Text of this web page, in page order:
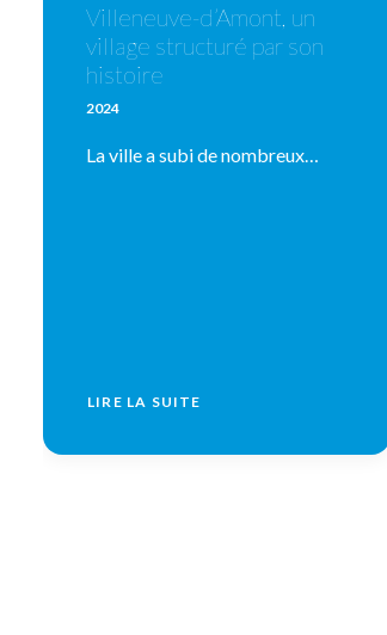
Villeneuve-d’Amont, un
village structuré par son
histoire
2024
La ville a subi de nombreux…
LIRE LA SUITE